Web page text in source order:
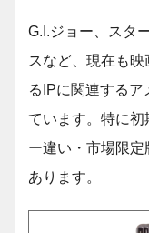
G.I.ジョー、スタ
スなど、現在も
るIPに関連する
ています。特に
ー違い・市場限
あります。